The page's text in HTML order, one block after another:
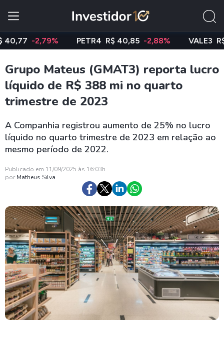
-2,79% PETR4 R$ 40,85 -2,88% VALE3 R$
Grupo Mateus (GMAT3) reporta lucro
líquido de R$ 388 mi no quarto
trimestre de 2023
A Companhia registrou aumento de 25% no lucro
líquido no quarto trimestre de 2023 em relação ao
mesmo período de 2022.
Publicado em 11/09/2025 às 16:03h
por Matheus Silva